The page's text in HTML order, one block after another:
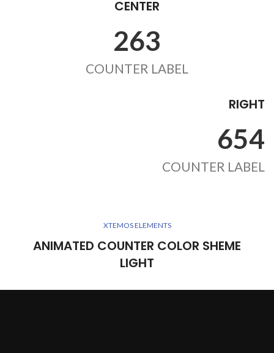
CENTER
263
COUNTER LABEL
RIGHT
654
COUNTER LABEL
XTEMOS ELEMENTS
ANIMATED COUNTER COLOR SHEME
LIGHT